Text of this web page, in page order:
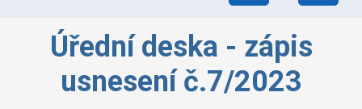
Úřední deska - zápis
usnesení č.7/2023